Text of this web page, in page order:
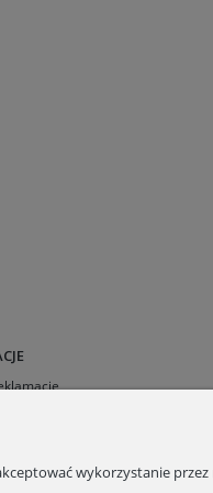
wykorzystanie